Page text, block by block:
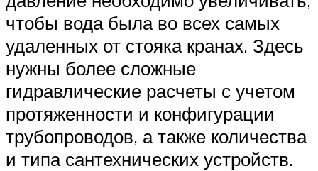
чтобы вода была во всех самых
удаленных от стояка кранах. Здесь
нужны более сложные
гидравлические расчеты с учетом
протяженности и конфигурации
трубопроводов, а также количества
и типа сантехнических устройств.